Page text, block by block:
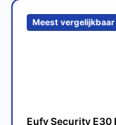
op functionaliteit
uitstekende keuze
zijn geavanceerde
nodig hebt.
Meest vergelijkbaar
Eufy Security E30